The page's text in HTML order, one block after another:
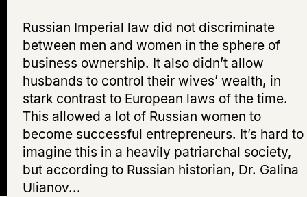
Russian Imperial law did not discriminate
between men and women in the sphere of
business ownership. It also didn’t allow
husbands to control their wives’ wealth, in
stark contrast to European laws of the time.
This allowed a lot of Russian women to
become successful entrepreneurs. It’s hard to
imagine this in a heavily patriarchal society,
but according to Russian historian, Dr. Galina
Ulianov...